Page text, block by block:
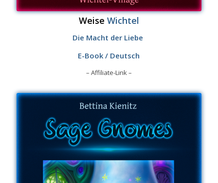
Weise Wichtel
Die Macht der Liebe
E-Book / Deutsch
– Affiliate-Link –